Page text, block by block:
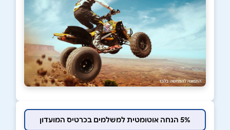
5% הנחה אוטומטית למשלמים בכרטיס המועדון